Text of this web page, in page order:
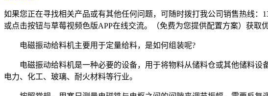
如果您正在寻找相关产品或有其他任何问题，可随时拨打我公司销售热线：
或点击按钮与草莓视频色版APP在线交流。（免费为您提供配置方案） 获取
电磁振动给料机主要用于定量给料，是如何组装呢?
电磁振动给料机是一种必要的设备，用于将物料从储料仓或其他储料设
电力、化工、玻璃、耐火材料等行业。